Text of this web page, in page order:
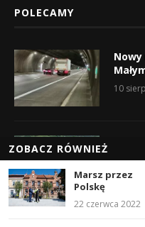
POLECAMY
10
Kto
7
ZOBACZ RÓWNIEŻ
Marsz przez
Polskę
22 czerwca 2022